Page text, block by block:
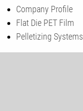
Company Profile
Flat Die PET Film
Pelletizing Systems